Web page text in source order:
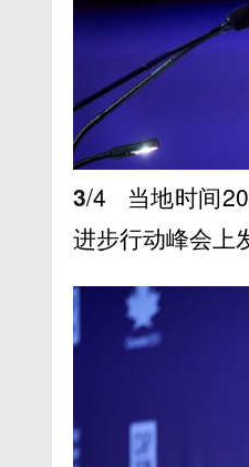
3/4
当地时间
进步行动峰会上